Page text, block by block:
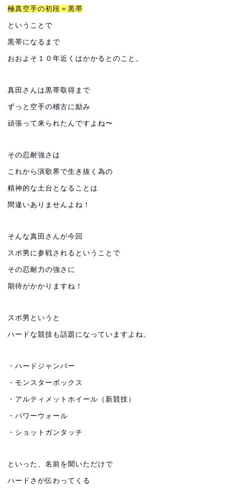
極真空手の初段＝黒帯
ということで
黒帯になるまで
おおよそ１０年近くはかかるとのこと。
真田さんは黒帯取得まで
ずっと空手の稽古に励み
頑張って来られたんですよね〜
その忍耐強さは
これから演歌界で生き抜く為の
精神的な土台となることは
間違いありませんよね！
そんな真田さんが今回
スポ男に参戦されるということで
その忍耐力の強さに
期待がかかりますね！
スポ男というと
ハードな競技も話題になっていますよね。
・ハードジャンパー
・モンスターボックス
・アルティメットホイール（新競技）
・パワーウォール
・ショットガンタッチ
といった、名前を聞いただけで
ハードさが伝わってくる